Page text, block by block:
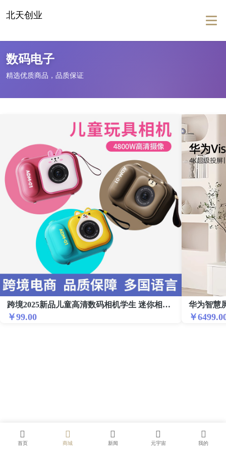
北天创业
数码电子
精选优质商品，品质保证
跨境2025新品儿童高清数码相机学生 迷你相机 小微单反摄影带支架
￥99.00 ￥
0.185732s
首页 商城 新闻 元宇宙 我的